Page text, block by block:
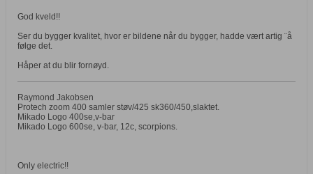
God kveld!!
Ser du bygger kvalitet, hvor er bildene når du bygger, hadde vært artig ¨å
følge det.
Håper at du blir fornøyd.
Raymond Jakobsen
Protech zoom 400 samler støv/425 sk360/450,slaktet.
Mikado Logo 400se,v-bar
Mikado Logo 600se, v-bar, 12c, scorpions.
Only electric!!